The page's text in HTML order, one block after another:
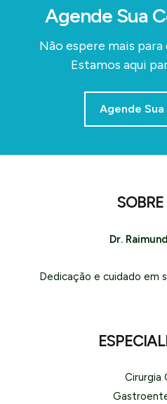
Agende Sua
Não espere mais para
Estamos aqui
Agende
Dr.
Dedicação e cuidado em
Cirurgia